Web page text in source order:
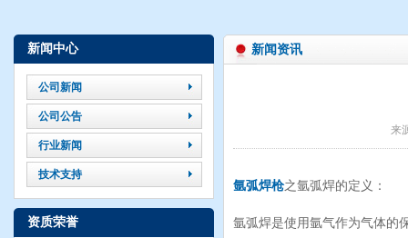
新闻中心
公司新闻
公司公告
行业新闻
技术支持
资质荣誉
新闻资讯
来
氩弧焊枪之氩弧焊的定义：
氩弧焊是使用氩气作为气体的